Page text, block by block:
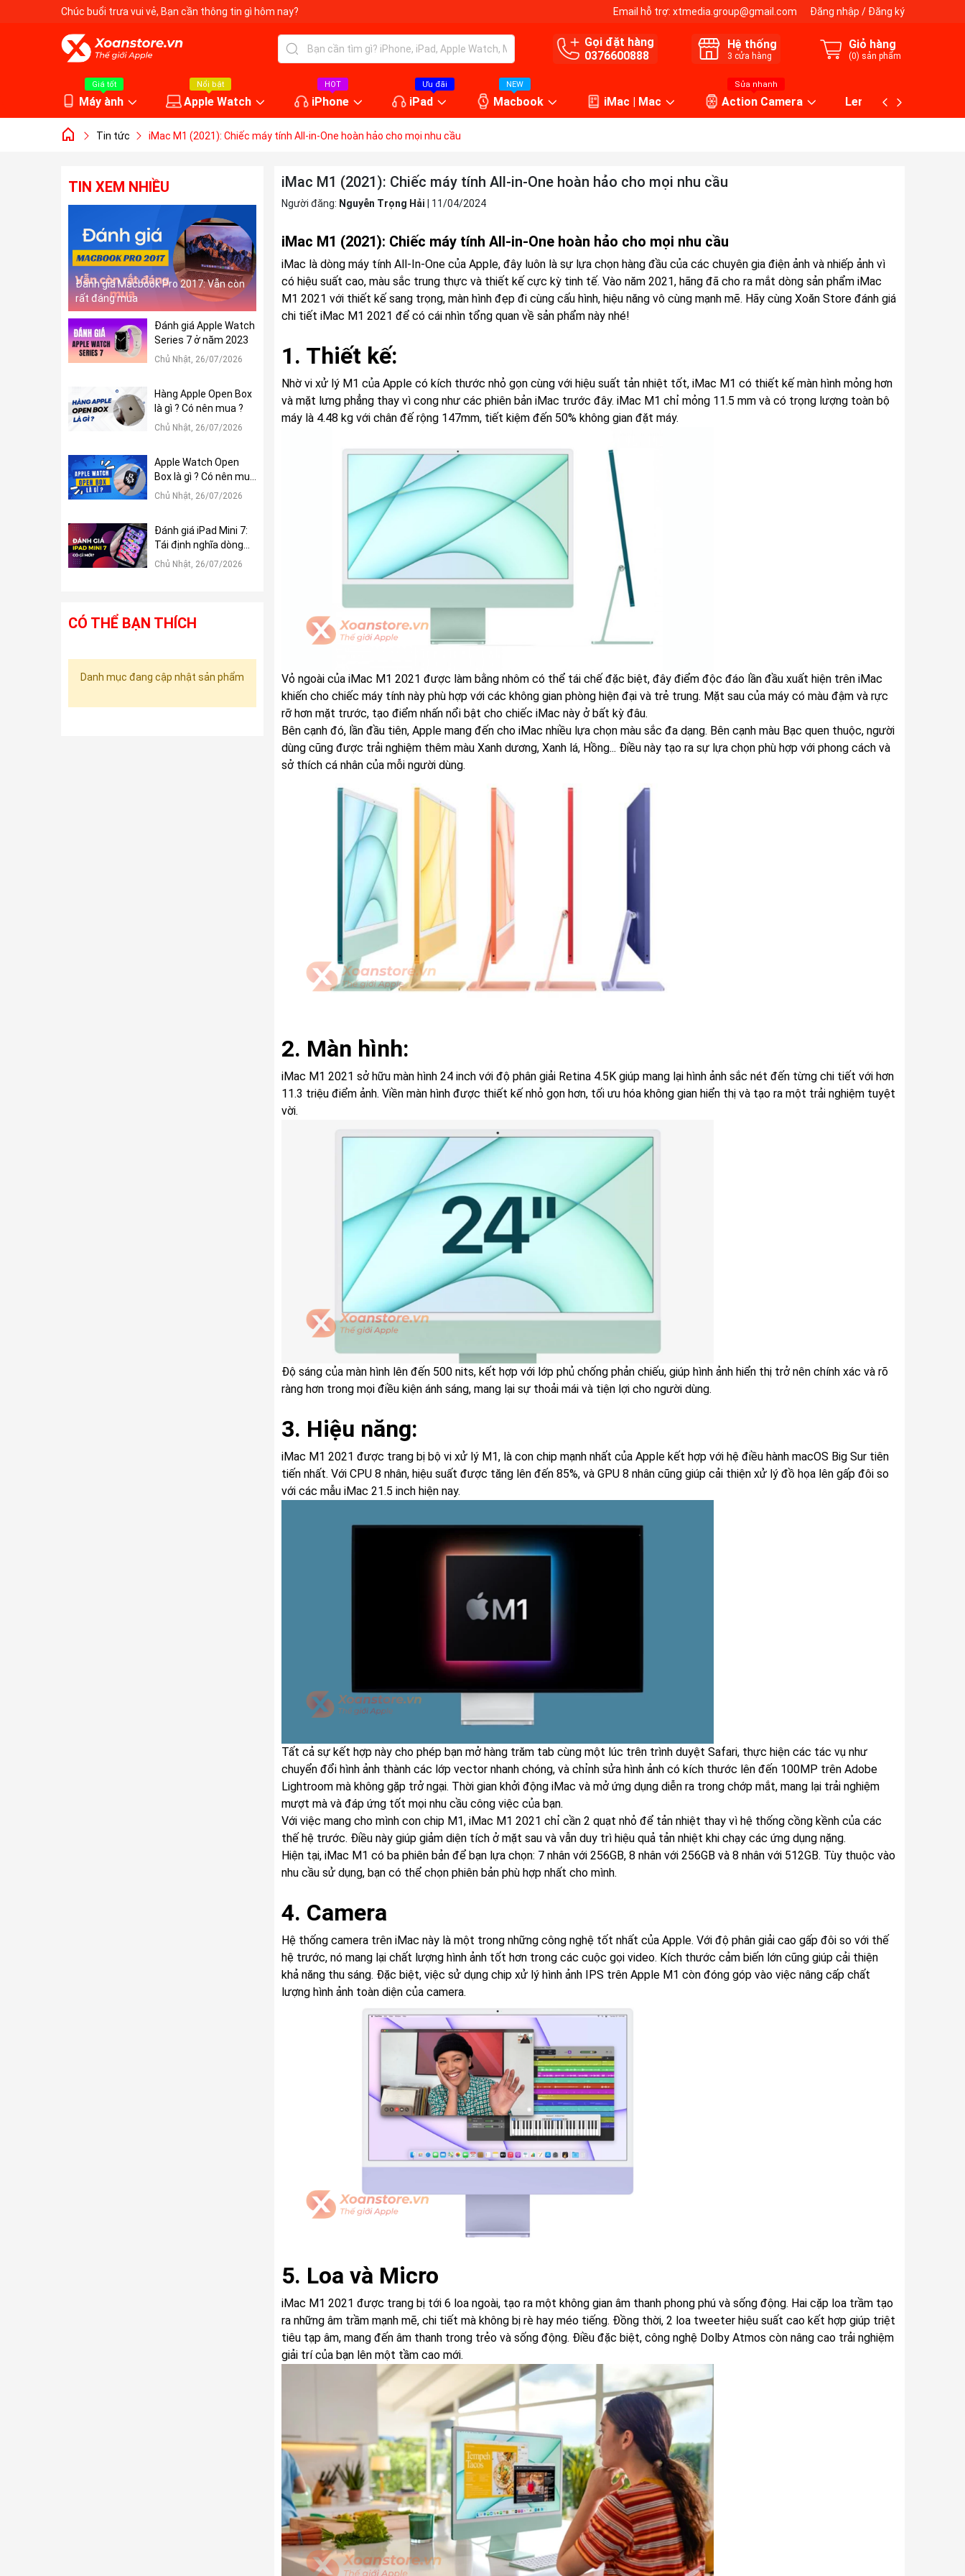
Chúc buổi trưa vui vẻ, Bạn cần thông tin gì hôm nay? Email hỗ trợ: xtmedia.group@gmail.com Đăng nhập / Đăng ký
Gọi đặt hàng
0376600888
Hệ thống
3 cửa hàng
Giỏ hàng
(0) sản phẩm
Giá tốt
Máy ành
Nổi bật
Apple Watch
HOT
iPhone
Ưu đãi
iPad
NEW
Macbook iMac | Mac
Sửa nhanh
Action Camera Lens máy ảnh
Tin tức iMac M1 (2021): Chiếc máy tính All-in-One hoàn hảo cho mọi nhu cầu
iMac M1 (2021): Chiếc máy tính All-in-One hoàn hảo cho mọi nhu cầu
Người đăng: Nguyễn Trọng Hải 11/04/2024
iMac M1 (2021): Chiếc máy tính All-in-One hoàn hảo cho mọi nhu cầu
iMac là dòng máy tính All-In-One của Apple, đây luôn là sự lựa chọn hàng đầu của các chuyên gia điện ảnh và nhiếp ảnh vì
có hiệu suất cao, màu sắc trung thực và thiết kế cực kỳ tinh tế. Vào năm 2021, hãng đã cho ra mắt dòng sản phẩm iMac
M1 2021 với thiết kế sang trọng, màn hình đẹp đi cùng cấu hình, hiệu năng vô cùng mạnh mẽ. Hãy cùng Xoăn Store đánh giá
chi tiết iMac M1 2021 để có cái nhìn tổng quan về sản phẩm này nhé!
1. Thiết kế:
Nhờ vi xử lý M1 của Apple có kích thước nhỏ gọn cùng với hiệu suất tản nhiệt tốt, iMac M1 có thiết kế màn hình mỏng hơn
và mặt lưng phẳng thay vì cong như các phiên bản iMac trước đây. iMac M1 chỉ mỏng 11.5 mm và có trọng lượng toàn bộ
máy là 4.48 kg với chân đế rộng 147mm, tiết kiệm đến 50% không gian đặt máy.
Vỏ ngoài của iMac M1 2021 được làm bằng nhôm có thể tái chế đặc biệt, đây điểm độc đáo lần đầu xuất hiện trên iMac
khiến cho chiếc máy tính này phù hợp với các không gian phòng hiện đại và trẻ trung. Mặt sau của máy có màu đậm và rực
rỡ hơn mặt trước, tạo điểm nhấn nổi bật cho chiếc iMac này ở bất kỳ đâu.
Bên cạnh đó, lần đầu tiên, Apple mang đến cho iMac nhiều lựa chọn màu sắc đa dạng. Bên cạnh màu Bạc quen thuộc, người
dùng cũng được trải nghiệm thêm màu Xanh dương, Xanh lá, Hồng... Điều này tạo ra sự lựa chọn phù hợp với phong cách và
sở thích cá nhân của mỗi người dùng.
2. Màn hình:
iMac M1 2021 sở hữu màn hình 24 inch với độ phân giải Retina 4.5K giúp mang lại hình ảnh sắc nét đến từng chi tiết với hơn
11.3 triệu điểm ảnh. Viền màn hình được thiết kế nhỏ gọn hơn, tối ưu hóa không gian hiển thị và tạo ra một trải nghiệm tuyệt
vời.
Độ sáng của màn hình lên đến 500 nits, kết hợp với lớp phủ chống phản chiếu, giúp hình ảnh hiển thị trở nên chính xác và rõ
ràng hơn trong mọi điều kiện ánh sáng, mang lại sự thoải mái và tiện lợi cho người dùng.
3. Hiệu năng:
iMac M1 2021 được trang bị bộ vi xử lý M1, là con chip mạnh nhất của Apple kết hợp với hệ điều hành macOS Big Sur tiên
tiến nhất. Với CPU 8 nhân, hiệu suất được tăng lên đến 85%, và GPU 8 nhân cũng giúp cải thiện xử lý đồ họa lên gấp đôi so
với các mẫu iMac 21.5 inch hiện nay.
Tất cả sự kết hợp này cho phép bạn mở hàng trăm tab cùng một lúc trên trình duyệt Safari, thực hiện các tác vụ như
chuyển đổi hình ảnh thành các lớp vector nhanh chóng, và chỉnh sửa hình ảnh có kích thước lên đến 100MP trên Adobe
Lightroom mà không gặp trở ngại. Thời gian khởi động iMac và mở ứng dụng diễn ra trong chớp mắt, mang lại trải nghiệm
mượt mà và đáp ứng tốt mọi nhu cầu công việc của bạn.
Với việc mang cho mình con chip M1, iMac M1 2021 chỉ cần 2 quạt nhỏ để tản nhiệt thay vì hệ thống cồng kềnh của các
thế hệ trước. Điều này giúp giảm diện tích ở mặt sau và vẫn duy trì hiệu quả tản nhiệt khi chạy các ứng dụng nặng.
Hiện tại, iMac M1 có ba phiên bản để bạn lựa chọn: 7 nhân với 256GB, 8 nhân với 256GB và 8 nhân với 512GB. Tùy thuộc vào
nhu cầu sử dụng, bạn có thể chọn phiên bản phù hợp nhất cho mình.
4. Camera
Hệ thống camera trên iMac này là một trong những công nghệ tốt nhất của Apple. Với độ phân giải cao gấp đôi so với thế
hệ trước, nó mang lại chất lượng hình ảnh tốt hơn trong các cuộc gọi video. Kích thước cảm biến lớn cũng giúp cải thiện
khả năng thu sáng. Đặc biệt, việc sử dụng chip xử lý hình ảnh IPS trên Apple M1 còn đóng góp vào việc nâng cấp chất
lượng hình ảnh toàn diện của camera.
5. Loa và Micro
iMac M1 2021 được trang bị tới 6 loa ngoài, tạo ra một không gian âm thanh phong phú và sống động. Hai cặp loa trầm tạo
ra những âm trầm mạnh mẽ, chi tiết mà không bị rè hay méo tiếng. Đồng thời, 2 loa tweeter hiệu suất cao kết hợp giúp triệt
tiêu tạp âm, mang đến âm thanh trong trẻo và sống động. Điều đặc biệt, công nghệ Dolby Atmos còn nâng cao trải nghiệm
giải trí của bạn lên một tầm cao mới.
TIN XEM NHIỀU
Đánh giá Macbook Pro 2017: Vẫn còn
rất đáng mua
Đánh giá Apple Watch
Series 7 ở năm 2023
Chủ Nhật, 26/07/2026
Hàng Apple Open Box
là gì ? Có nên mua ?
Chủ Nhật, 26/07/2026
Apple Watch Open
Box là gì ? Có nên mua
?
Chủ Nhật, 26/07/2026
Đánh giá iPad Mini 7:
Tái định nghĩa dòng
iPad Mini
Chủ Nhật, 26/07/2026
CÓ THỂ BẠN THÍCH
Danh mục đang cập nhật sản phẩm